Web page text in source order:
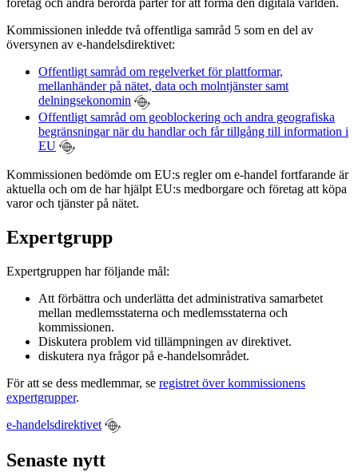
företag och andra berörda parter för att forma den digitala världen.
Kommissionen inledde två offentliga samråd 5 som en del av
översynen av e-handelsdirektivet:
Offentligt samråd om regelverket för plattformar,
mellanhänder på nätet, data och molntjänster samt
delningsekonomin
Offentligt samråd om geoblockering och andra geografiska
begränsningar när du handlar och får tillgång till information i
EU
Kommissionen bedömde om EU:s regler om e-handel fortfarande är
aktuella och om de har hjälpt EU:s medborgare och företag att köpa
varor och tjänster på nätet.
Expertgrupp
Expertgruppen har följande mål:
Att förbättra och underlätta det administrativa samarbetet
mellan medlemsstaterna och medlemsstaterna och
kommissionen.
Diskutera problem vid tillämpningen av direktivet.
diskutera nya frågor på e-handelsområdet.
För att se dess medlemmar, se registret över kommissionens
expertgrupper.
e-handelsdirektivet
Senaste nytt